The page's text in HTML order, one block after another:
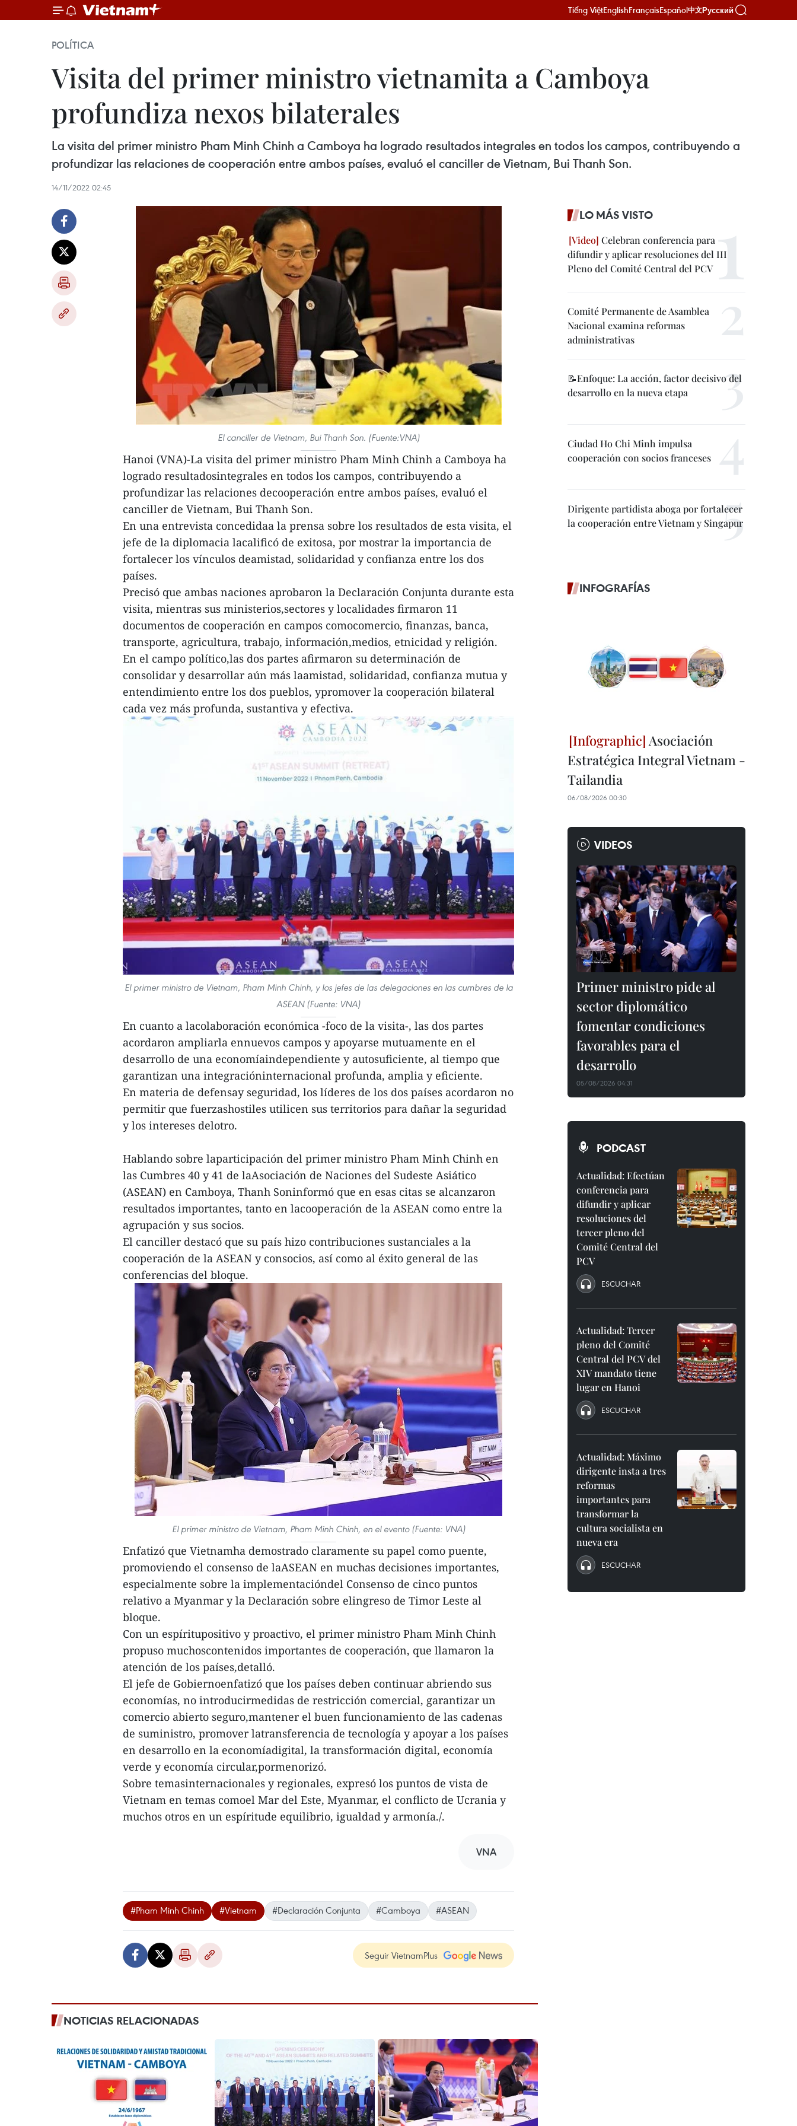
Tiếng ViệtEnglishFrançaisEspañol中文Русский
POLÍTICA
Visita del primer ministro vietnamita a Camboya
profundiza nexos bilaterales
La visita del primer ministro Pham Minh Chinh a Camboya ha logrado resultados integrales en todos los campos, contribuyendo a
profundizar las relaciones de cooperación entre ambos países, evaluó el canciller de Vietnam, Bui Thanh Son.
14/11/2022 02:45
El canciller de Vietnam, Bui Thanh Son. (Fuente:VNA)
Hanoi (VNA)-La visita del primer ministro Pham Minh Chinh a Camboya ha
logrado resultadosintegrales en todos los campos, contribuyendo a
profundizar las relaciones decooperación entre ambos países, evaluó el
canciller de Vietnam, Bui Thanh Son.
En una entrevista concedidaa la prensa sobre los resultados de esta visita, el
jefe de la diplomacia lacalificó de exitosa, por mostrar la importancia de
fortalecer los vínculos deamistad, solidaridad y confianza entre los dos
países.
Precisó que ambas naciones aprobaron la Declaración Conjunta durante esta
visita, mientras sus ministerios,sectores y localidades firmaron 11
documentos de cooperación en campos comocomercio, finanzas, banca,
transporte, agricultura, trabajo, información,medios, etnicidad y religión.
En el campo político,las dos partes afirmaron su determinación de
consolidar y desarrollar aún más laamistad, solidaridad, confianza mutua y
entendimiento entre los dos pueblos, ypromover la cooperación bilateral
cada vez más profunda, sustantiva y efectiva.
El primer ministro de Vietnam, Pham Minh Chinh, y los jefes de las delegaciones en las cumbres de la
ASEAN (Fuente: VNA)
En cuanto a lacolaboración económica -foco de la visita-, las dos partes
acordaron ampliarla ennuevos campos y apoyarse mutuamente en el
desarrollo de una economíaindependiente y autosuficiente, al tiempo que
garantizan una integracióninternacional profunda, amplia y eficiente.
En materia de defensay seguridad, los líderes de los dos países acordaron no
permitir que fuerzashostiles utilicen sus territorios para dañar la seguridad
y los intereses delotro.
Hablando sobre laparticipación del primer ministro Pham Minh Chinh en
las Cumbres 40 y 41 de laAsociación de Naciones del Sudeste Asiático
(ASEAN) en Camboya, Thanh Soninformó que en esas citas se alcanzaron
resultados importantes, tanto en lacooperación de la ASEAN como entre la
agrupación y sus socios.
El canciller destacó que su país hizo contribuciones sustanciales a la
cooperación de la ASEAN y consocios, así como al éxito general de las
conferencias del bloque.
El primer ministro de Vietnam, Pham Minh Chinh, en el evento (Fuente: VNA)
Enfatizó que Vietnamha demostrado claramente su papel como puente,
promoviendo el consenso de laASEAN en muchas decisiones importantes,
especialmente sobre la implementacióndel Consenso de cinco puntos
relativo a Myanmar y la Declaración sobre elingreso de Timor Leste al
bloque.
Con un espíritupositivo y proactivo, el primer ministro Pham Minh Chinh
propuso muchoscontenidos importantes de cooperación, que llamaron la
atención de los países,detalló.
El jefe de Gobiernoenfatizó que los países deben continuar abriendo sus
economías, no introducirmedidas de restricción comercial, garantizar un
comercio abierto seguro,mantener el buen funcionamiento de las cadenas
de suministro, promover latransferencia de tecnología y apoyar a los países
en desarrollo en la economíadigital, la transformación digital, economía
verde y economía circular,pormenorizó.
Sobre temasinternacionales y regionales, expresó los puntos de vista de
Vietnam en temas comoel Mar del Este, Myanmar, el conflicto de Ucrania y
muchos otros en un espíritude equilibrio, igualdad y armonía./.
VNA
#Pham Minh Chinh #Vietnam #Declaración Conjunta #Camboya #ASEAN
Seguir VietnamPlus
NOTICIAS RELACIONADAS
LO MÁS VISTO
Celebran conferencia para
difundir y aplicar resoluciones del III
Pleno del Comité Central del PCV
Comité Permanente de Asamblea
Nacional examina reformas
administrativas
📝Enfoque: La acción, factor decisivo del
desarrollo en la nueva etapa
Ciudad Ho Chi Minh impulsa
cooperación con socios franceses
Dirigente partidista aboga por fortalecer
la cooperación entre Vietnam y Singapur
INFOGRAFÍAS
Asociación
Estratégica Integral Vietnam -
Tailandia
06/08/2026 00:30
VIDEOS
Primer ministro pide al
sector diplomático
fomentar condiciones
favorables para el
desarrollo
05/08/2026 04:31
PODCAST
Actualidad: Efectúan
conferencia para
difundir y aplicar
resoluciones del
tercer pleno del
Comité Central del
PCV
ESCUCHAR
Actualidad: Tercer
pleno del Comité
Central del PCV del
XIV mandato tiene
lugar en Hanoi
ESCUCHAR
Actualidad: Máximo
dirigente insta a tres
reformas
importantes para
transformar la
cultura socialista en
nueva era
ESCUCHAR